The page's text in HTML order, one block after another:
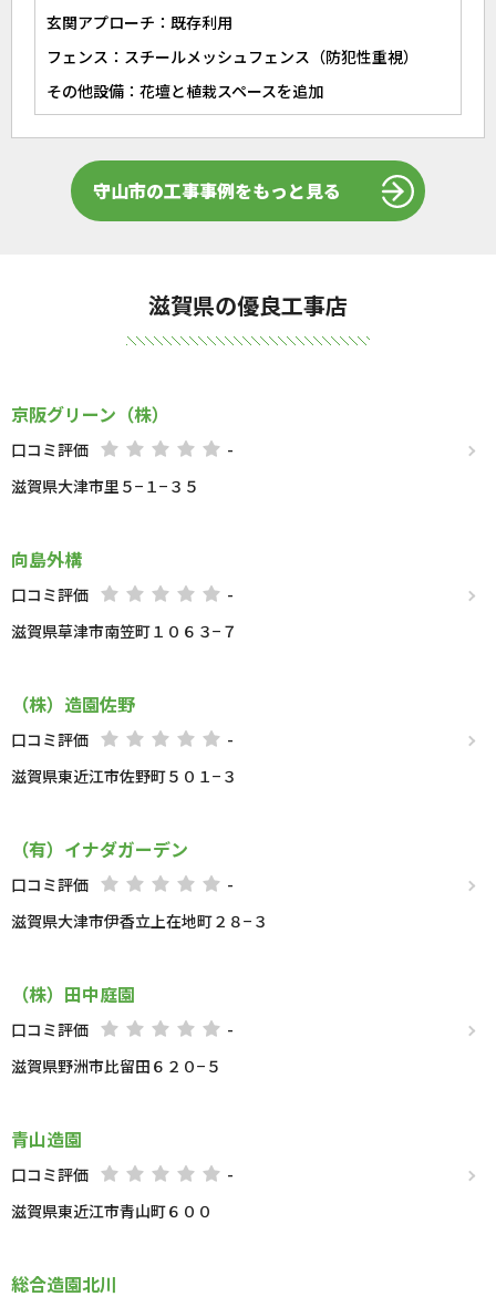
玄関アプローチ：既存利用
フェンス：スチールメッシュフェンス（防犯性重視）
その他設備：花壇と植栽スペースを追加
守山市の工事事例をもっと見る
滋賀県の優良工事店
京阪グリーン（株）
口コミ評価
-
滋賀県大津市里５−１−３５
向島外構
口コミ評価
-
滋賀県草津市南笠町１０６３−７
（株）造園佐野
口コミ評価
-
滋賀県東近江市佐野町５０１−３
（有）イナダガーデン
口コミ評価
-
滋賀県大津市伊香立上在地町２８−３
（株）田中庭園
口コミ評価
-
滋賀県野洲市比留田６２０−５
青山造園
口コミ評価
-
滋賀県東近江市青山町６００
総合造園北川